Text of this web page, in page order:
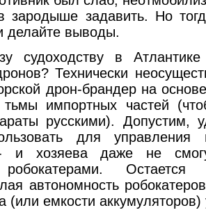
задавить. Но
делайте выводы.
судоходству в
Технически
дрон-брандер на
тьмы импортных частей
русскими). Допустим,
для
и хозяева даже не
Остается
автономность
(или емкости